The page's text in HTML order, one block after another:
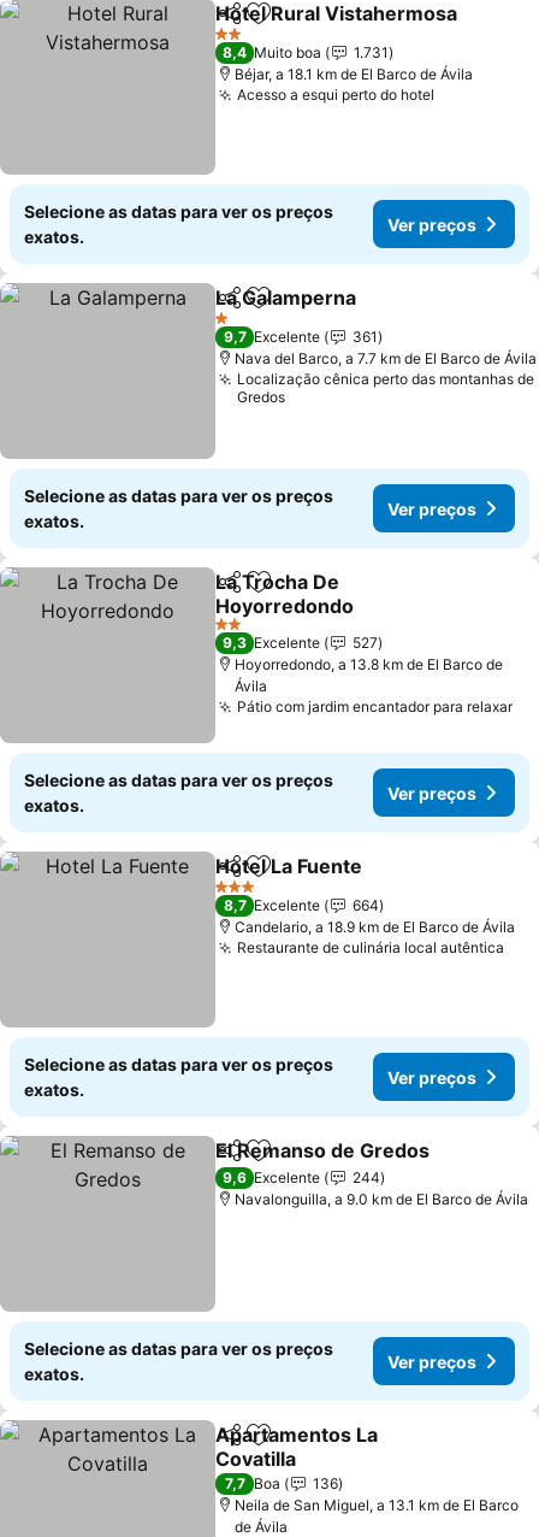
PartilharAdicionar aos favoritos
Hotel Rural Vistahermosa
2 Estrelas
8,4 Muito boa
1.731
Béjar, a 18.1 km de El Barco de Ávila
Acesso a esqui perto do hotel
Selecione as datas para ver os preços
exatos.
Ver preços
PartilharAdicionar aos favoritos
La Galamperna
1 Estrelas
9,7 Excelente
361
Nava del Barco, a 7.7 km de El Barco de Ávila
Localização cênica perto das montanhas de
Gredos
Selecione as datas para ver os preços
exatos.
Ver preços
PartilharAdicionar aos favoritos
La Trocha De
Hoyorredondo
Ver preços
2 Estrelas
9,3 Excelente
527
Hoyorredondo, a 13.8 km de El Barco de
Ávila
Pátio com jardim encantador para relaxar
Selecione as datas para ver os preços
exatos.
Ver preços
PartilharAdicionar aos favoritos
Hotel La Fuente
3 Estrelas
8,7 Excelente
664
Candelario, a 18.9 km de El Barco de Ávila
Restaurante de culinária local autêntica
Selecione as datas para ver os preços
exatos.
Ver preços
PartilharAdicionar aos favoritos
El Remanso de Gredos
9,6 Excelente
244
Navalonguilla, a 9.0 km de El Barco de Ávila
Selecione as datas para ver os preços
exatos.
Ver preços
PartilharAdicionar aos favoritos
Apartamentos La
Covatilla
Ver preços
7,7 Boa
136
Neila de San Miguel, a 13.1 km de El Barco
de Ávila